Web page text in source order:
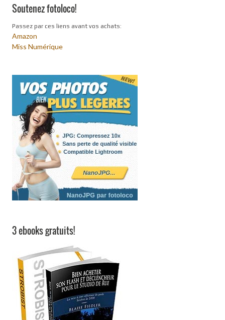
Soutenez fotoloco!
Passez par ces liens avant vos achats:
Amazon
Miss Numérique
3 ebooks gratuits!